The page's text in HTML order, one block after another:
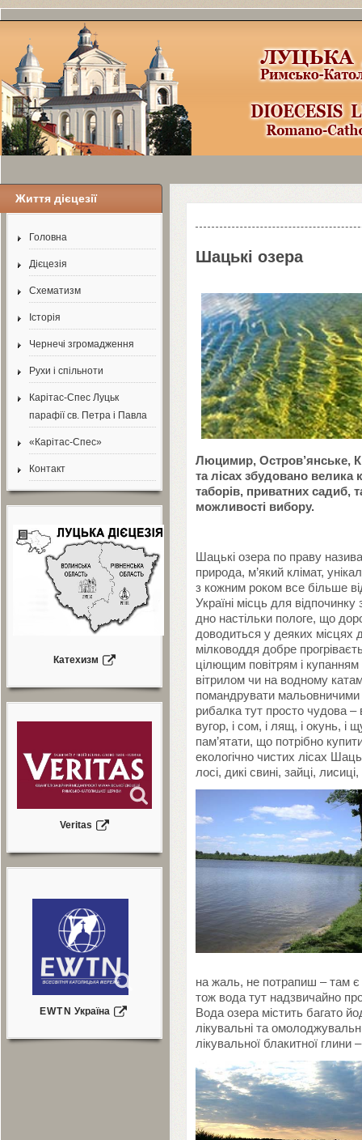
Життя дієцезії
Головна
Дієцезія
Схематизм
Історія
Чернечі згромадження
Рухи і спільноти
Карітас-Спес Луцьк
парафії св. Петра і Павла
«Карітас-Спес»
Контакт
Катехизм
Veritas
EWTN Україна
Шацькі озера
Люцимир, Остров’янське,
та лісах збудовано велика
таборів, приватних садиб,
можливості вибору.
Шацькі озера по праву
природа, м’який клімат,
з кожним роком все більше
Україні місць для відпочинку
дно настільки пологе, що
доводиться у деяких місцях
мілководдя добре
цілющим повітрям і купанням
вітрилом чи на водному
помандрувати мальовничими
рибалка тут просто чудова
вугор, і сом, і лящ, і окунь,
пам’ятати, що потрібно
екологічно чистих лісах
лосі, дикі свині, зайці,
на жаль, не потрапиш – там є
тож вода тут надзвичайно
Вода озера містить багато
лікувальні та
лікувальної блакитної